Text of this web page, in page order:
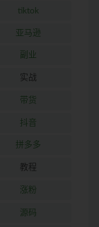
tiktok
亚马逊
副业
实战
带货
抖音
拼多多
教程
涨粉
源码